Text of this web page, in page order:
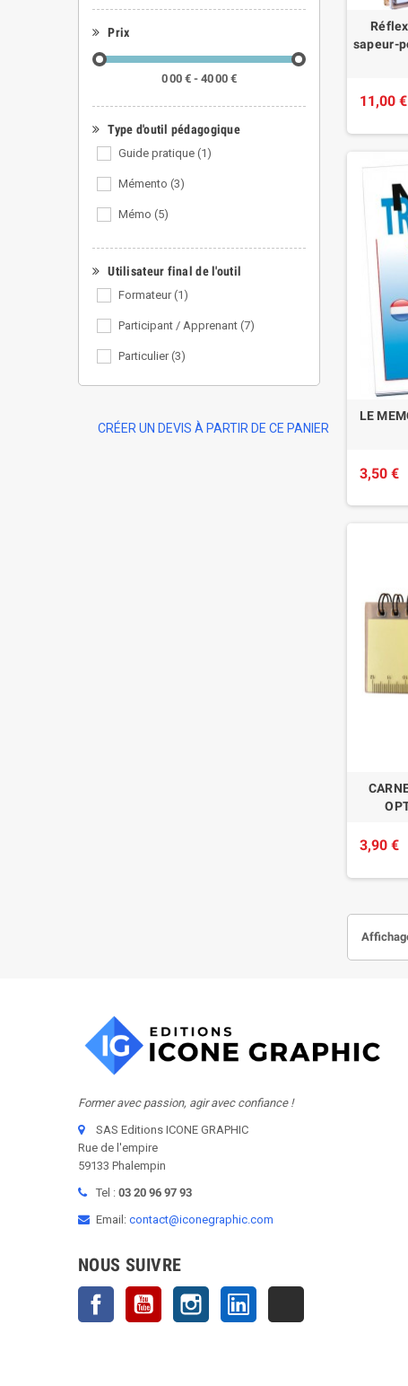
Prix
0 00 € - 40 00 €
Type d'outil pédagogique
Guide pratique (1)
Mémento (3)
Mémo (5)
Utilisateur final de l'outil
Formateur (1)
Participant / Apprenant (7)
Particulier (3)
CRÉER UN DEVIS À PARTIR DE CE PANIER
sapeur-
11,00 €
LE
3,50 €
3,90 €
Former avec passion, agir avec confiance !
SAS Editions ICONE GRAPHIC
Rue de l'empire
59133 Phalempin
Tel : 03 20 96 97 93
Email: contact@iconegraphic.com
NOUS SUIVRE
Facebook YouTube Instagram LinkedIn